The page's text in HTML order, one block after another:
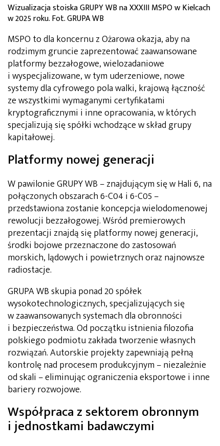
Wizualizacja stoiska GRUPY WB na XXXIII MSPO w Kielcach
w 2025 roku. Fot. GRUPA WB
MSPO to dla koncernu z Ożarowa okazja, aby na
rodzimym gruncie zaprezentować zaawansowane
platformy bezzałogowe, wielozadaniowe
i wyspecjalizowane, w tym uderzeniowe, nowe
systemy dla cyfrowego pola walki, krajową łączność
ze wszystkimi wymaganymi certyfikatami
kryptograficznymi i inne opracowania, w których
specjalizują się spółki wchodzące w skład grupy
kapitałowej.
Platformy nowej generacji
W pawilonie GRUPY WB – znajdującym się w Hali 6, na
połączonych obszarach 6-C04 i 6-C05 –
przedstawiona zostanie koncepcja wielodomenowej
rewolucji bezzałogowej. Wśród premierowych
prezentacji znajdą się platformy nowej generacji,
środki bojowe przeznaczone do zastosowań
morskich, lądowych i powietrznych oraz najnowsze
radiostacje.
GRUPA WB skupia ponad 20 spółek
wysokotechnologicznych, specjalizujących się
w zaawansowanych systemach dla obronności
i bezpieczeństwa. Od początku istnienia filozofia
polskiego podmiotu zakłada tworzenie własnych
rozwiązań. Autorskie projekty zapewniają pełną
kontrolę nad procesem produkcyjnym – niezależnie
od skali – eliminując ograniczenia eksportowe i inne
bariery rozwojowe.
Współpraca z sektorem obronnym
i jednostkami badawczymi